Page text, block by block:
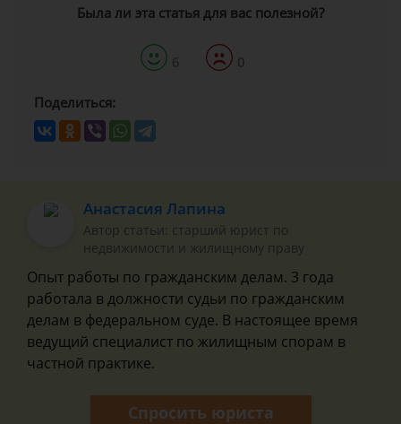
Была ли эта статья для вас полезной?
6 0
Поделиться:
Анастасия Лапина
Автор статьи: старший юрист по
недвижимости и жилищному праву
Опыт работы по гражданским делам. 3 года
работала в должности судьи по гражданским
делам в федеральном суде. В настоящее время
ведущий специалист по жилищным спорам в
частной практике.
Спросить юриста